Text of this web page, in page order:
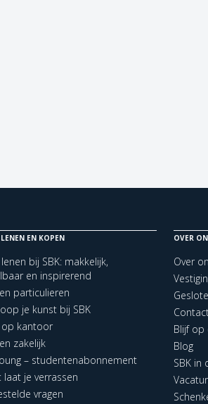
EN KOPEN
bij SBK: makkelijk,
en inspirerend
particulieren
je kunst bij SBK
op kantoor
zakelijk
– studentenabonnement
laat je verrassen
vragen
OVER
Over
Blijf op
Blog
SBK in